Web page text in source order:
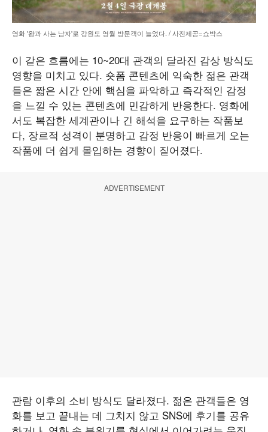
영화 '왕과 사는 남자'로 강원도 영월 방문객이 늘었다. / 사진제공=쇼박스
이 같은 흐름에는 10~20대 관객의 달라진 감상 방식도
영향을 미치고 있다. 숏폼 콘텐츠에 익숙한 젊은 관객
들은 짧은 시간 안에 핵심을 파악하고 즉각적인 감정
을 느낄 수 있는 콘텐츠에 민감하게 반응한다. 영화에
서도 복잡한 세계관이나 긴 해석을 요구하는 작품보
다, 장르적 성격이 분명하고 감정 반응이 빠르게 오는
작품에 더 쉽게 몰입하는 경향이 짙어졌다.
ADVERTISEMENT
관람 이후의 소비 방식도 달라졌다. 젊은 관객들은 영
화를 보고 끝내는 데 그치지 않고 SNS에 후기를 공유